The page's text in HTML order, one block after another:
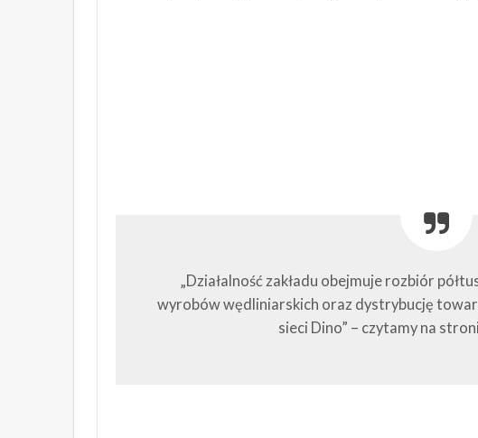
„Działalność zakładu obejmuje rozbiór
wyrobów wędliniarskich oraz dystrybucję
sieci Dino” – czytamy na